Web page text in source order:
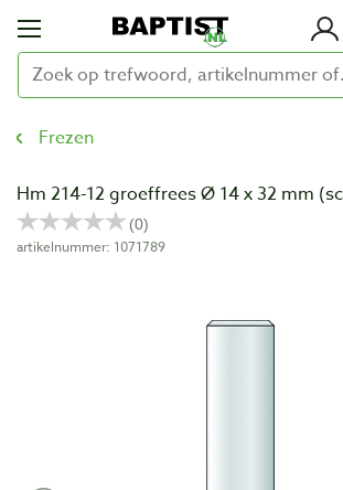
Frezen
Hm 214-12 groeffrees Ø 14 x 32 mm
artikelnummer: 1071789